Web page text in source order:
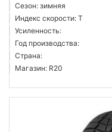
Сезон: зимняя
Индекс скорости: T
Усиленность:
Год производства:
Страна:
Магазин: R20